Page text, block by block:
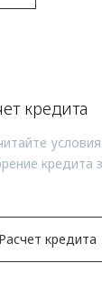
кредита
кредита
Расчет кредита